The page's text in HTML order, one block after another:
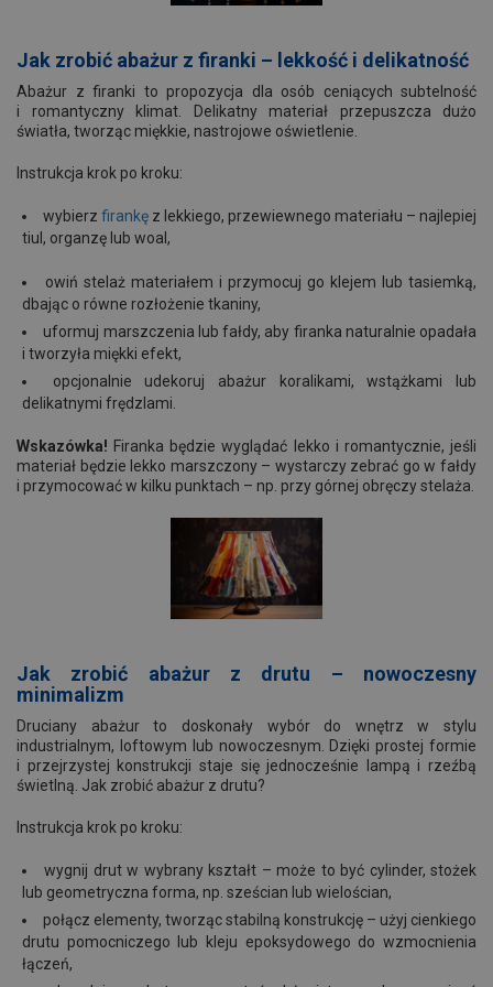
Jak zrobić abażur z firanki – lekkość i delikatność
Abażur z firanki to propozycja dla osób ceniących subtelność
i romantyczny klimat. Delikatny materiał przepuszcza dużo
światła, tworząc miękkie, nastrojowe oświetlenie.
Instrukcja krok po kroku:
wybierz firankę z lekkiego, przewiewnego materiału – najlepiej
tiul, organzę lub woal,
owiń stelaż materiałem i przymocuj go klejem lub tasiemką,
dbając o równe rozłożenie tkaniny,
uformuj marszczenia lub fałdy, aby firanka naturalnie opadała
i tworzyła miękki efekt,
opcjonalnie udekoruj abażur koralikami, wstążkami lub
delikatnymi frędzlami.
Wskazówka! Firanka będzie wyglądać lekko i romantycznie, jeśli
materiał będzie lekko marszczony – wystarczy zebrać go w fałdy
i przymocować w kilku punktach – np. przy górnej obręczy stelaża.
Jak zrobić abażur z drutu – nowoczesny
minimalizm
Druciany abażur to doskonały wybór do wnętrz w stylu
industrialnym, loftowym lub nowoczesnym. Dzięki prostej formie
i przejrzystej konstrukcji staje się jednocześnie lampą i rzeźbą
świetlną. Jak zrobić abażur z drutu?
Instrukcja krok po kroku:
wygnij drut w wybrany kształt – może to być cylinder, stożek
lub geometryczna forma, np. sześcian lub wielościan,
połącz elementy, tworząc stabilną konstrukcję – użyj cienkiego
drutu pomocniczego lub kleju epoksydowego do wzmocnienia
łączeń,